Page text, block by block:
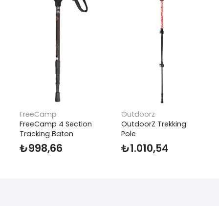
FreeCamp
FreeCamp 4 Section
Tracking Baton
₺998,66
Outdoorz
OutdoorZ Trekking
Pole
₺1.010,54